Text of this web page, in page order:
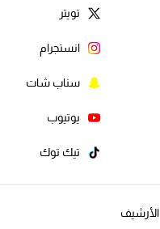
تويتر
انستجرام
سناب شات
يوتيوب
تيك توك
الأرشيف